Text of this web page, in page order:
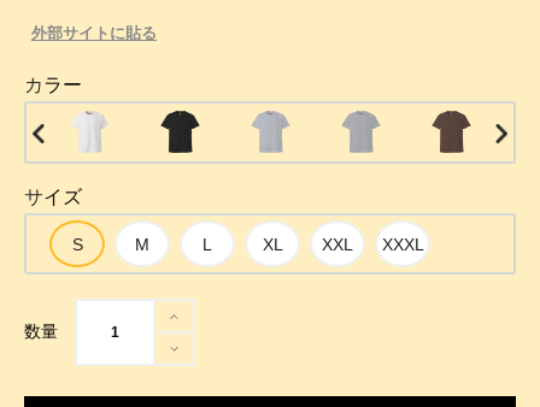
外部サイトに貼る
カラー
サイズ
数量